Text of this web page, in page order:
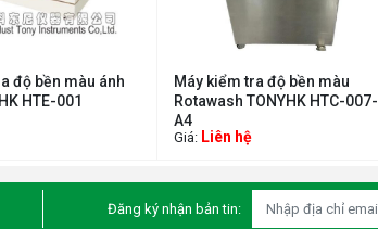
độ bền màu ánh
HTE-001
Máy kiểm tra độ bền màu
Rotawash TONYHK HTC-007-
A4
Giá: Liên hệ
Đăng ký nhận bản tin: